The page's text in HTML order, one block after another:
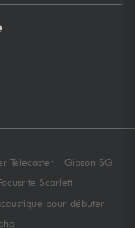
Telecaster
Gibson SG
Scarlett
pour débuter